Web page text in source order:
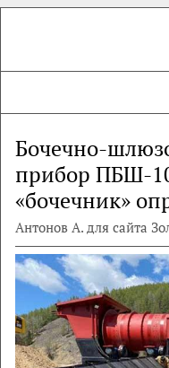
Бочечно-
прибор ПБШ-
«бочечник»
Антонов А. для сайта